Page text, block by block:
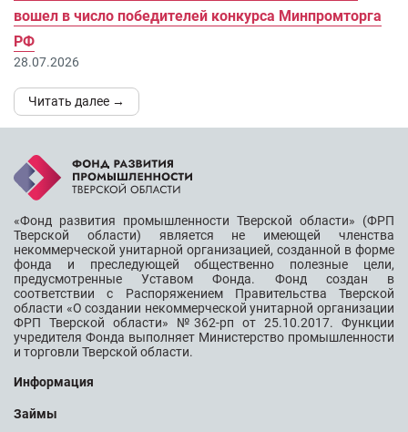
вошел в число победителей конкурса Минпромторга
РФ
28.07.2026
Читать далее →
«Фонд развития промышленности Тверской области» (ФРП
Тверской области) является не имеющей членства
некоммерческой унитарной организацией, созданной в форме
фонда и преследующей общественно полезные цели,
предусмотренные Уставом Фонда. Фонд создан в
соответствии с Распоряжением Правительства Тверской
области «О создании некоммерческой унитарной организации
ФРП Тверской области» №362-рп от 25.10.2017. Функции
учредителя Фонда выполняет Министерство промышленности
и торговли Тверской области.
Информация
Займы